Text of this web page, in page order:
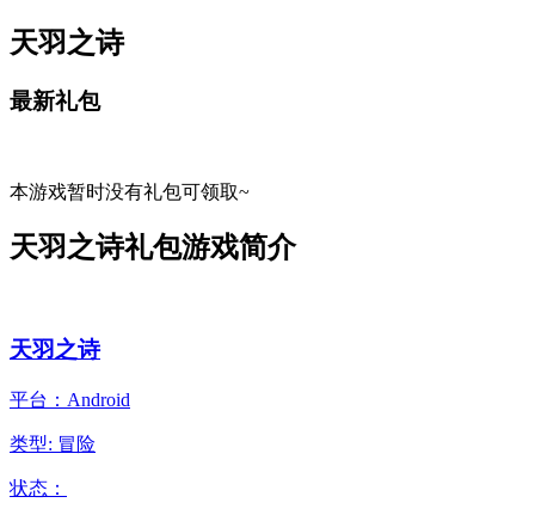
天羽之诗
最新礼包
本游戏暂时没有礼包可领取~
天羽之诗礼包游戏简介
天羽之诗
平台：Android
类型: 冒险
状态：